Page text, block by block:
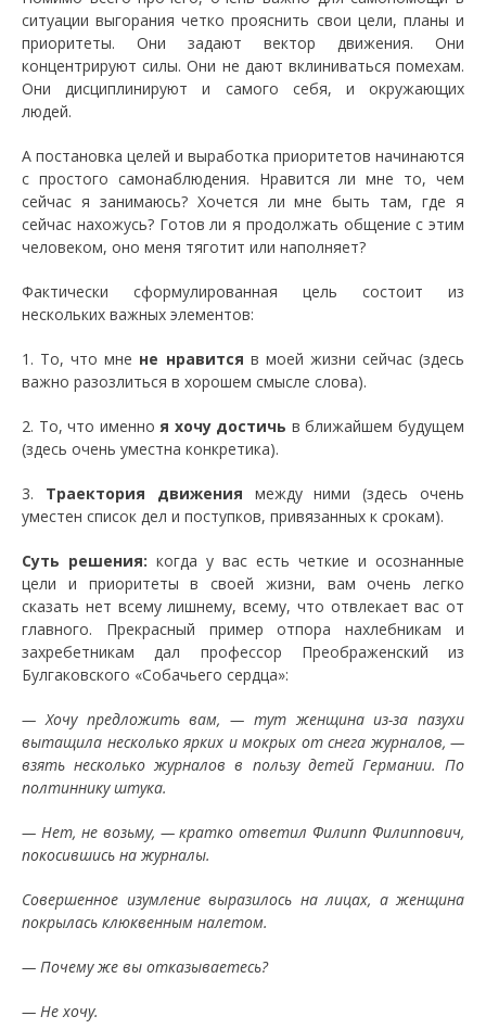
ситуации выгорания четко прояснить свои цели, планы и
приоритеты. Они задают вектор движения. Они
концентрируют силы. Они не дают вклиниваться помехам.
Они дисциплинируют и самого себя, и окружающих
людей.
А постановка целей и выработка приоритетов начинаются
с простого самонаблюдения. Нравится ли мне то, чем
сейчас я занимаюсь? Хочется ли мне быть там, где я
сейчас нахожусь? Готов ли я продолжать общение с этим
человеком, оно меня тяготит или наполняет?
Фактически сформулированная цель состоит из
нескольких важных элементов:
1. То, что мне не нравится в моей жизни сейчас (здесь
важно разозлиться в хорошем смысле слова).
2. То, что именноя хочу достичь в ближайшем будущем
(здесь очень уместна конкретика).
3. Траектория движения между ними (здесь очень
уместен список дел и поступков, привязанных к срокам).
Суть решения: когда у вас есть четкие и осознанные
цели и приоритеты в своей жизни, вам очень легко
сказать нет всему лишнему, всему, что отвлекает вас от
главного. Прекрасный пример отпора нахлебникам и
захребетникам дал профессор Преображенский из
Булгаковского «Собачьего сердца»:
— Хочу предложить вам, — тут женщина из-за пазухи
вытащила несколько ярких и мокрых от снега журналов, —
взять несколько журналов в пользу детей Германии. По
полтиннику штука.
— Нет, не возьму, — кратко ответил Филипп Филиппович,
покосившись на журналы.
Совершенное изумление выразилось на лицах, а женщина
покрылась клюквенным налетом.
— Почему же вы отказываетесь?
— Не хочу.